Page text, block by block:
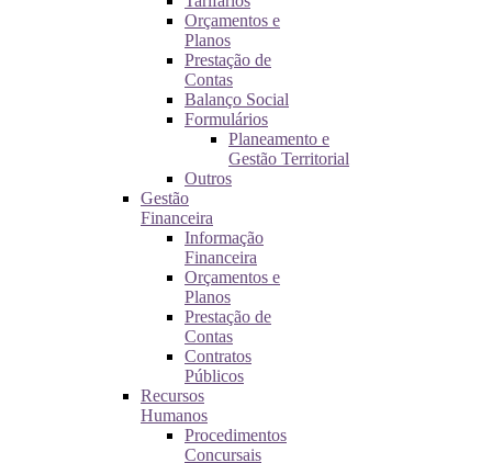
Orçamentos e
Planos
Prestação de
Contas
Balanço Social
Formulários
Planeamento e
Gestão Territorial
Outros
Gestão
Financeira
Informação
Financeira
Orçamentos e
Planos
Prestação de
Contas
Contratos
Públicos
Recursos
Humanos
Procedimentos
Concursais